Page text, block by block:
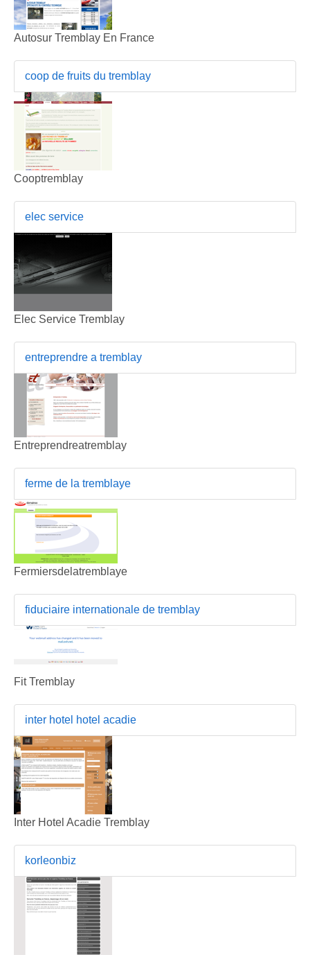
Autosur Tremblay En France
coop de fruits du tremblay
Cooptremblay
elec service
Elec Service Tremblay
entreprendre a tremblay
Entreprendreatremblay
ferme de la tremblaye
Fermiersdelatremblaye
fiduciaire internationale de tremblay
Fit Tremblay
inter hotel hotel acadie
Inter Hotel Acadie Tremblay
korleonbiz